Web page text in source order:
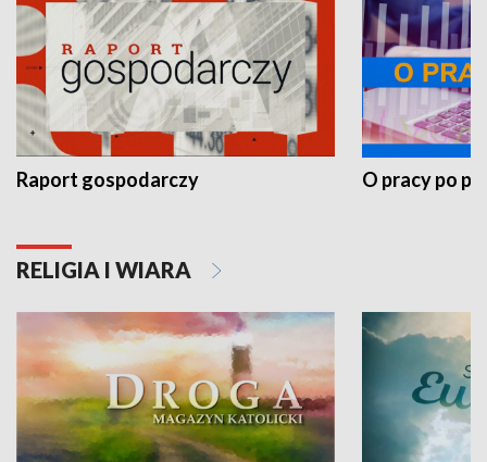
Raport gospodarczy O pracy po
RELIGIA I WIARA